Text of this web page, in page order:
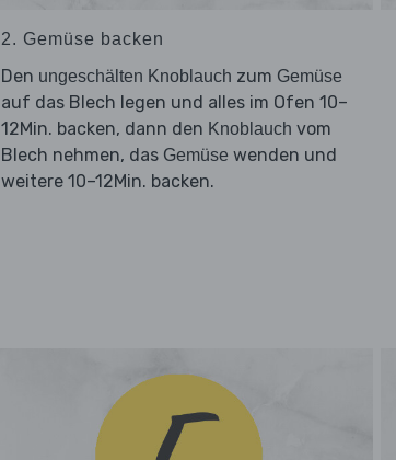
2. Gemüse backen
Den ungeschälten Knoblauch zum Gemüse
auf das Blech legen und alles im Ofen 10–
12Min. backen, dann den Knoblauch vom
Blech nehmen, das Gemüse wenden und
weitere 10–12Min. backen.